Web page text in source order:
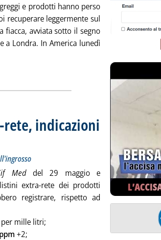
e prodotti hanno perso
recuperare leggermente sul
fiacca, avviata sotto il segno
a Londra. In America lunedì
indicazioni
e dei combustibili all'ingrosso
Meddel 29 maggio e
extra-rete dei prodotti
registrare, rispetto ad
mille litri;
+2;